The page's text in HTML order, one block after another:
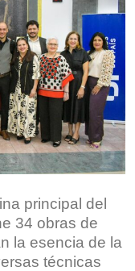
principal del
34 obras de
la esencia de la
técnicas